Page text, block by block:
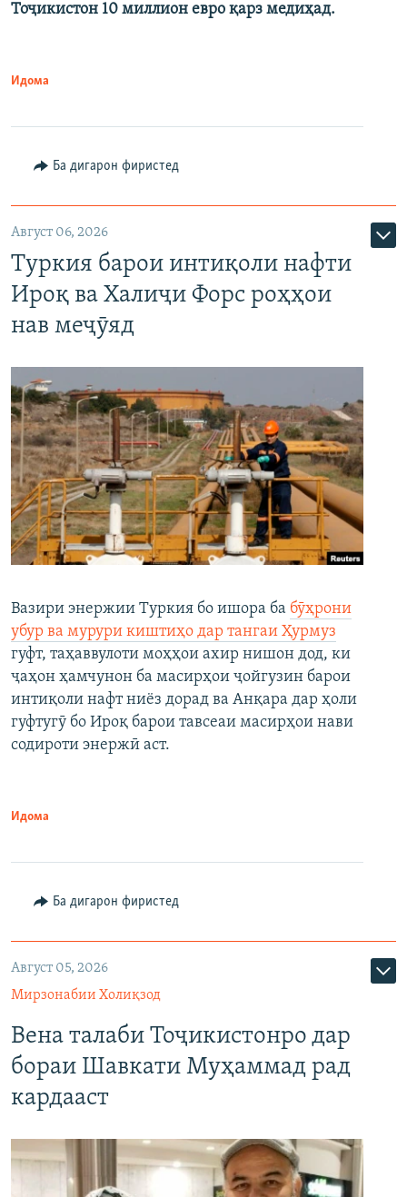
Тоҷикистон 10 миллион евро қарз медиҳад.
Идома
Ба дигарон фиристед
Август 06, 2026
Туркия барои интиқоли нафти
Ироқ ва Халиҷи Форс роҳҳои
нав меҷӯяд
Вазири энержии Туркия бо ишора ба бӯҳрони
убур ва мурури киштиҳо дар тангаи Ҳурмуз
гуфт, таҳаввулоти моҳҳои ахир нишон дод, ки
ҷаҳон ҳамчунон ба масирҳои ҷойгузин барои
интиқоли нафт ниёз дорад ва Анқара дар ҳоли
гуфтугӯ бо Ироқ барои тавсеаи масирҳои нави
содироти энержӣ аст.
Идома
Ба дигарон фиристед
Август 05, 2026
Мирзонабии Холиқзод
Вена талаби Тоҷикистонро дар
бораи Шавкати Муҳаммад рад
кардааст